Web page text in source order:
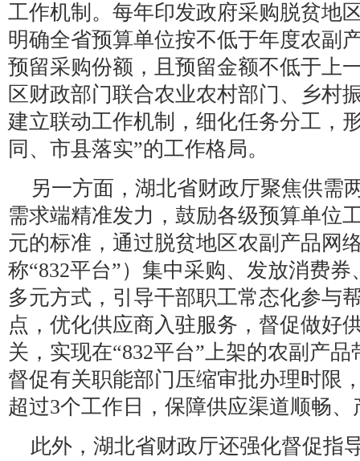
工作机制。每年印发政府采购脱贫地
明确全省预算单位按不低于年度农副
预留采购份额，且预留金额不低于上
区财政部门联合农业农村部门、乡村
建立联动工作机制，细化任务分工，
同、市县落实”的工作格局。
另一方面，湖北省财政厅聚焦供需
需求端精准发力，鼓励各级预算单位
元的标准，通过脱贫地区农副产品网
称“832平台”）集中采购、发放消费
多元方式，引导干部职工常态化参与
点，优化供应商入驻服务，督促做好
关，实现在“832平台”上架的农副产
督促有关职能部门压缩审批办理时限
超过3个工作日，保障供应渠道顺畅
此外，湖北省财政厅还强化督促指